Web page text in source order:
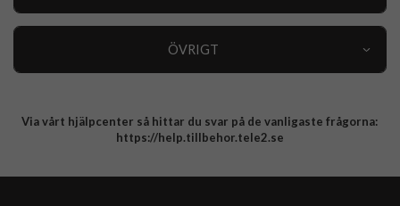
ÖVRIGT
Integritetspolicy
Via vårt hjälpcenter så hittar du svar på de vanligaste frågorna:
https://help.tillbehor.tele2.se